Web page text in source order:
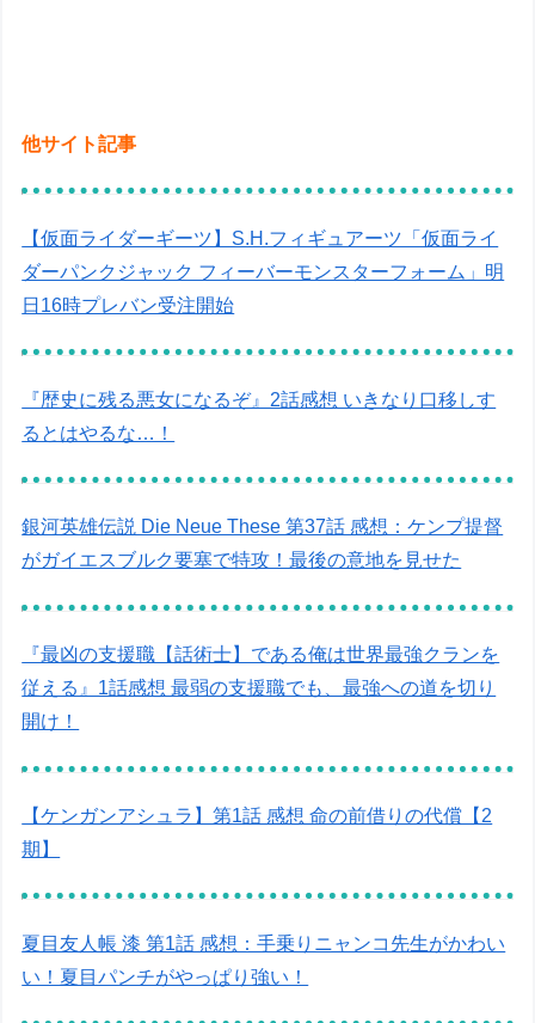
他サイト記事
【仮面ライダーギーツ】S.H.フィギュアーツ「仮面ライ
ダーパンクジャック フィーバーモンスターフォーム」明
日16時プレバン受注開始
『歴史に残る悪女になるぞ』2話感想 いきなり口移しす
るとはやるな…！
銀河英雄伝説 Die Neue These 第37話 感想：ケンプ提督
がガイエスブルク要塞で特攻！最後の意地を見せた
『最凶の支援職【話術士】である俺は世界最強クランを
従える』1話感想 最弱の支援職でも、最強への道を切り
開け！
【ケンガンアシュラ】第1話 感想 命の前借りの代償【2
期】
夏目友人帳 漆 第1話 感想：手乗りニャンコ先生がかわい
い！夏目パンチがやっぱり強い！